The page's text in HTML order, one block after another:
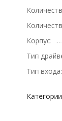
Корпус:
Тип
Тип входа: